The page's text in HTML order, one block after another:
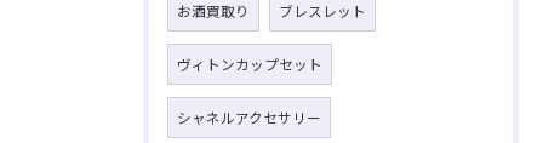
お酒買取り ブレスレット
ヴィトンカップセット
シャネルアクセサリー